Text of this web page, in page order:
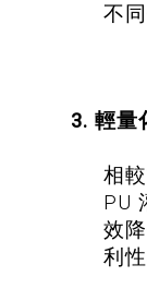
不
3. 輕量
相
PU
效
利